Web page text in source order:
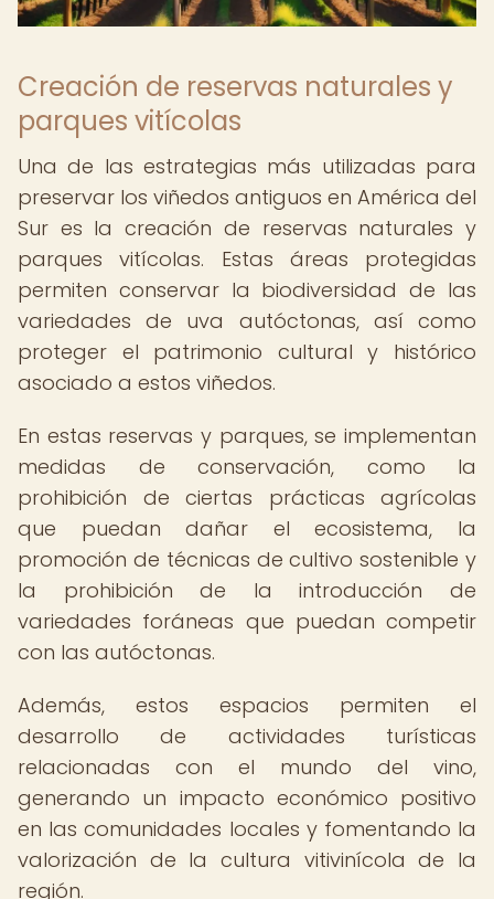
Creación de reservas naturales y
parques vitícolas
Una de las estrategias más utilizadas para
preservar los viñedos antiguos en América del
Sur es la creación de reservas naturales y
parques vitícolas. Estas áreas protegidas
permiten conservar la biodiversidad de las
variedades de uva autóctonas, así como
proteger el patrimonio cultural y histórico
asociado a estos viñedos.
En estas reservas y parques, se implementan
medidas de conservación, como la
prohibición de ciertas prácticas agrícolas
que puedan dañar el ecosistema, la
promoción de técnicas de cultivo sostenible y
la prohibición de la introducción de
variedades foráneas que puedan competir
con las autóctonas.
Además, estos espacios permiten el
desarrollo de actividades turísticas
relacionadas con el mundo del vino,
generando un impacto económico positivo
en las comunidades locales y fomentando la
valorización de la cultura vitivinícola de la
región.